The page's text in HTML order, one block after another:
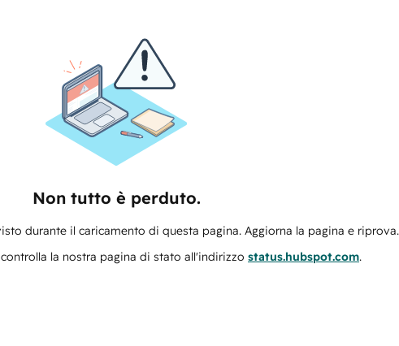
Non tutto è perduto.
durante il caricamento di questa pagina. Aggiorna la pagina e riprova.
la nostra pagina di stato all'indirizzo status.hubspot.com.